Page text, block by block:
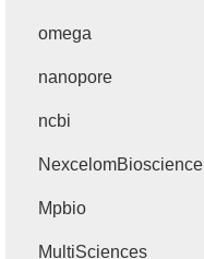
omega
nanopore
ncbi
NexcelomBioscience
Mpbio
MultiSciences